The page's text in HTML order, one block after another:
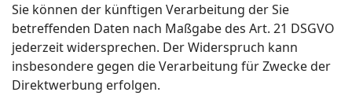
Sie können der künftigen Verarbeitung der Sie
betreffenden Daten nach Maßgabe des Art. 21 DSGVO
jederzeit widersprechen. Der Widerspruch kann
insbesondere gegen die Verarbeitung für Zwecke der
Direktwerbung erfolgen.